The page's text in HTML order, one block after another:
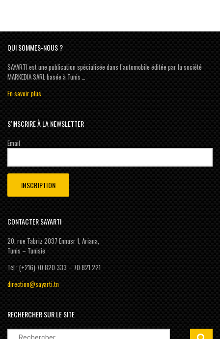
QUI SOMMES-NOUS ?
SAYARTI est une publication spécialisée dans l’automobile éditée par la société
MARKEDIA SARL basée à Tunis …
En savoir plus
S’INSCRIRE À LA NEWSLETTER
Email
CONTACTER SAYARTI
20, rue Tabriz 2037 Ennasr 1, Ariana,
Tunis – Tunisie
Tél : (+216) 70 820 333 – 70 821 221
direction@sayarti.tn
RECHERCHER SUR LE SITE
Rechercher :